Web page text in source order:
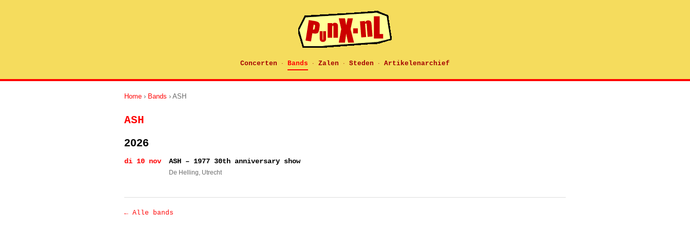
Concerten · Bands · Zalen · Steden · Artikelenarchief
Home › Bands › ASH
ASH
2026
di 10 nov ASH – 1977 30th anniversary show
De Helling, Utrecht
← Alle bands